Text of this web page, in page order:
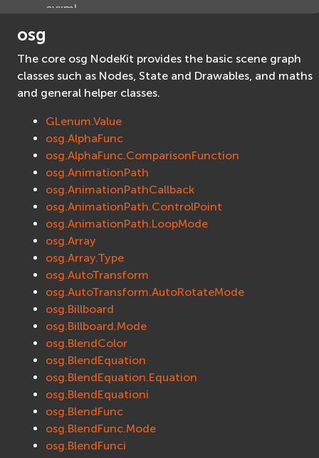
evxml
Граф Сцены (Scene Graph)
EVosgAV
EVosgAnimation
EVosgHMD
EVosgShadow
EVosgText
EVosgUtil
EVosgViewer
osg
osgAnimation
osgDB
osgGA
osgParticle
osgShadow
osgText
osgUtil
osgViewer
Фаиловая система (File System)
ios
Сеть (Network)
osg
The core osg NodeKit provides the basic scene graph
classes such as Nodes, State and Drawables, and maths
and general helper classes.
GLenum.Value
osg.AlphaFunc
osg.AlphaFunc.ComparisonFunction
osg.AnimationPath
osg.AnimationPathCallback
osg.AnimationPath.ControlPoint
osg.AnimationPath.LoopMode
osg.Array
osg.Array.Type
osg.AutoTransform
osg.AutoTransform.AutoRotateMode
osg.Billboard
osg.Billboard.Mode
osg.BlendColor
osg.BlendEquation
osg.BlendEquation.Equation
osg.BlendEquationi
osg.BlendFunc
osg.BlendFunc.Mode
osg.BlendFunci